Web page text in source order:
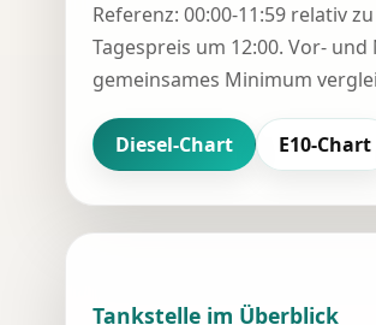
Referenz: 00:00-11:59 relativ
Tagespreis um 12:00. Vor-
gemeinsames Minimum
Diesel-Chart E10-Chart
Tankstelle im Überblick